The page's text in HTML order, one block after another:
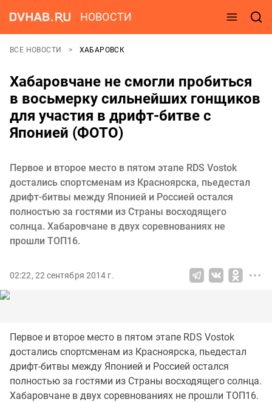
НОВОСТИ
ВСЕ НОВОСТИ ХАБАРОВСК
Хабаровчане не смогли пробиться
в восьмерку сильнейших гонщиков
для участия в дрифт-битве с
Японией (ФОТО)
Первое и второе место в пятом этапе RDS Vostok
достались спортсменам из Красноярска, пьедестал
дрифт-битвы между Японией и Россией остался
полностью за гостями из Страны восходящего
солнца. Хабаровчане в двух соревнованиях не
прошли ТОП16.
02:22, 22 сентября 2014 г.
Первое и второе место в пятом этапе RDS Vostok
достались спортсменам из Красноярска, пьедестал
дрифт-битвы между Японией и Россией остался
полностью за гостями из Страны восходящего солнца.
Хабаровчане в двух соревнованиях не прошли ТОП16.